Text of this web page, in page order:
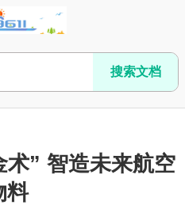
” 智造未来航空
料